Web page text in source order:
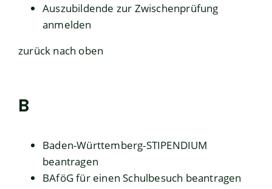
Auszubildende zur Zwischenprüfung
anmelden
zurück nach oben
B
Baden-Württemberg-STIPENDIUM
beantragen
BAföG für einen Schulbesuch beantragen